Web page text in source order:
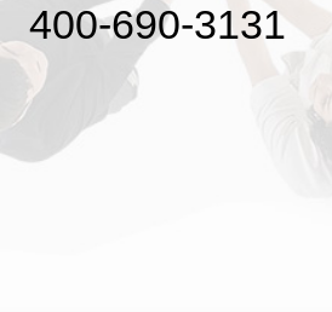
400-690-3131